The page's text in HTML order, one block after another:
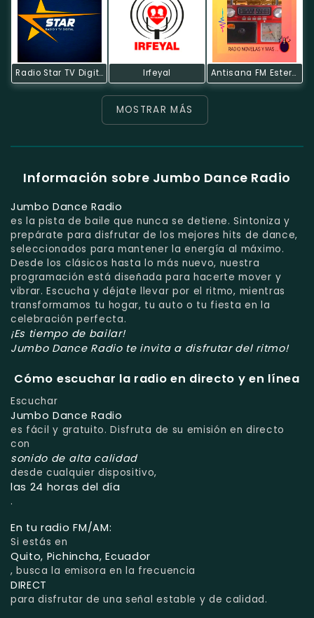
Radio Star TV Digital Irfeyal Antisana FM Estereo
MOSTRAR MÁS
Información sobre Jumbo Dance Radio
Jumbo Dance Radio
es la pista de baile que nunca se detiene. Sintoniza y
prepárate para disfrutar de los mejores hits de dance,
seleccionados para mantener la energía al máximo.
Desde los clásicos hasta lo más nuevo, nuestra
programación está diseñada para hacerte mover y
vibrar. Escucha y déjate llevar por el ritmo, mientras
transformamos tu hogar, tu auto o tu fiesta en la
celebración perfecta.
¡Es tiempo de bailar!
Jumbo Dance Radio te invita a disfrutar del ritmo!
Cómo escuchar la radio en directo y en línea
Escuchar
Jumbo Dance Radio
es fácil y gratuito. Disfruta de su emisión en directo
con
sonido de alta calidad
desde cualquier dispositivo,
las 24 horas del día
.
En tu radio FM/AM:
Si estás en
Quito, Pichincha, Ecuador
, busca la emisora en la frecuencia
DIRECT
para disfrutar de una señal estable y de calidad.